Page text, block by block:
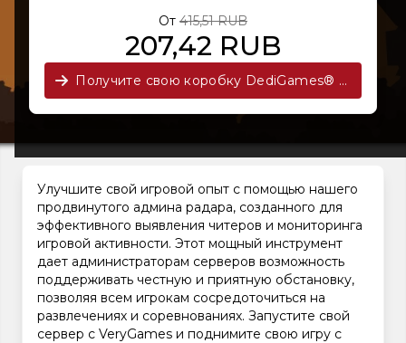
От 415,51 RUB
207,42 RUB
Получите свою коробку DediGames® сейчас!
Улучшите свой игровой опыт с помощью нашего
продвинутого админа радара, созданного для
эффективного выявления читеров и мониторинга
игровой активности. Этот мощный инструмент
дает администраторам серверов возможность
поддерживать честную и приятную обстановку,
позволяя всем игрокам сосредоточиться на
развлечениях и соревнованиях. Запустите свой
сервер с VeryGames и поднимите свою игру с